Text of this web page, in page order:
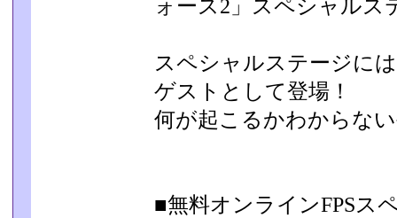
ォース2」スペシャルス
スペシャルステージに
ゲストとして登場！
何が起こるかわからな
■無料オンラインFPSス